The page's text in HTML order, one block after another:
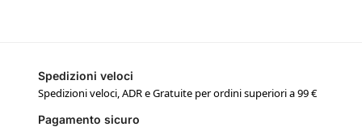
Spedizioni veloci
Spedizioni veloci, ADR e Gratuite per ordini superiori a 99 €
Pagamento sicuro